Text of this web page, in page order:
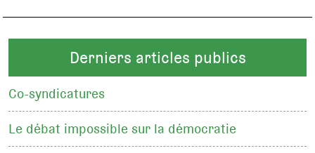
Derniers articles publics
Co-syndicatures
Le débat impossible sur la démocratie